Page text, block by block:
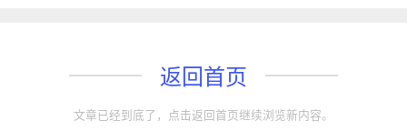
返回首页
文章已经到底了，点击返回首页继续浏览新内容。